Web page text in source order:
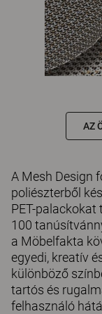
AZ
A Mesh Design
poliészterből
PET-palackokat
100
a Möbelfakta
egyedi, kreatív
különböző
tartós és
felhasználó